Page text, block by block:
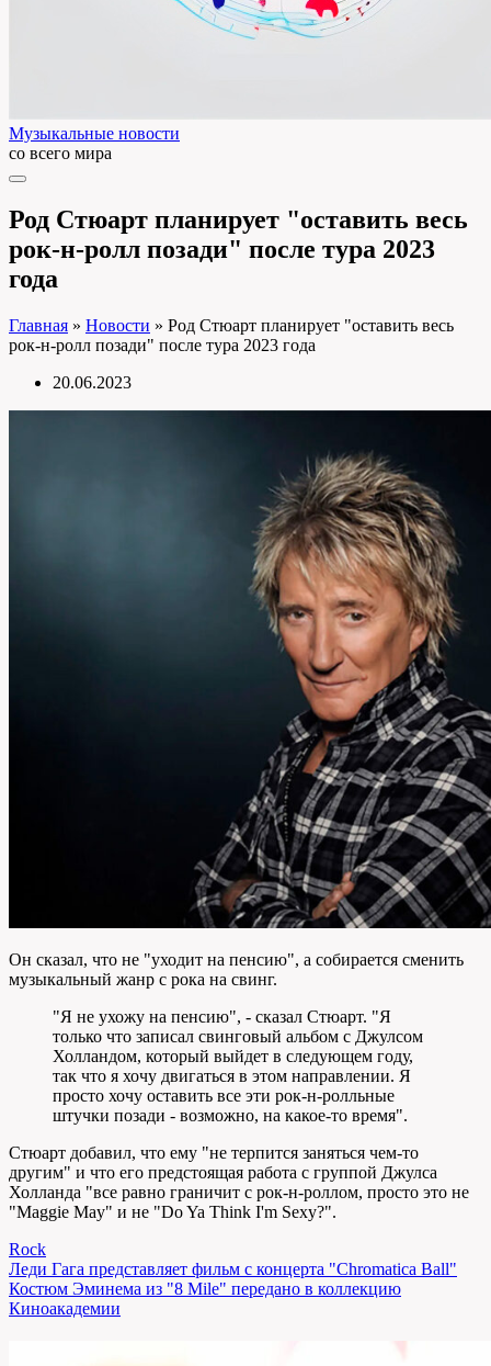
Музыкальные новости
со всего мира
Род Стюарт планирует "оставить весь
рок-н-ролл позади" после тура 2023
года
Главная » Новости » Род Стюарт планирует "оставить весь
рок-н-ролл позади" после тура 2023 года
20.06.2023
Он сказал, что не "уходит на пенсию", а собирается сменить
музыкальный жанр с рока на свинг.
"Я не ухожу на пенсию", - сказал Стюарт. "Я
только что записал свинговый альбом с Джулсом
Холландом, который выйдет в следующем году,
так что я хочу двигаться в этом направлении. Я
просто хочу оставить все эти рок-н-ролльные
штучки позади - возможно, на какое-то время".
Стюарт добавил, что ему "не терпится заняться чем-то
другим" и что его предстоящая работа с группой Джулса
Холланда "все равно граничит с рок-н-роллом, просто это не
"Maggie May" и не "Do Ya Think I'm Sexy?".
Rock
Навигация
по
Леди Гага представляет фильм с концерта "Chromatica Ball"
Костюм Эминема из "8 Mile" передано в коллекцию
Киноакадемии